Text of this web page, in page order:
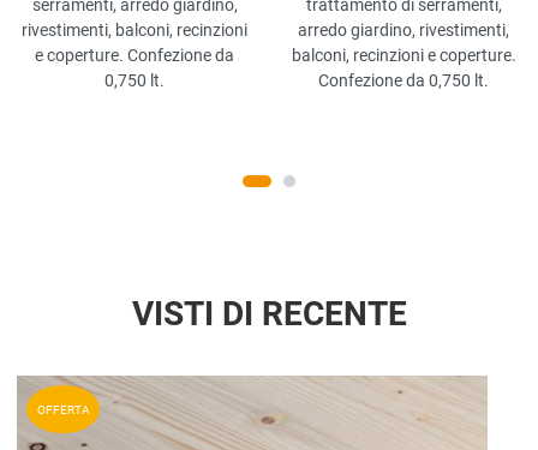
serramenti, arredo giardino,
rivestimenti, balconi, recinzioni
e coperture. Confezione da
0,750 lt.
trattamento di serramenti,
arredo giardino, rivestimenti,
balconi, recinzioni e coperture.
Confezione da 0,750 lt.
VISTI DI RECENTE
OFFERTA